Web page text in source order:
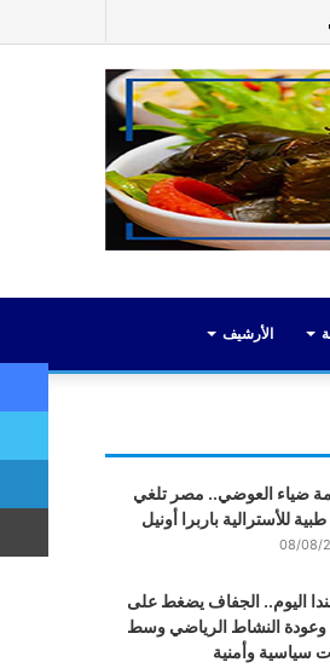
عن
الأرشيف
ضياء العوضي.. مصر تلغي
للأسترالية باربرا أونيل
08/08/
اليوم.. الجفاف يضغط على
وعودة النشاط الرياضي وسط
سياسية وأمنية